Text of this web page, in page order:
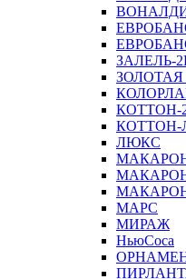
ЗАЛЕЛЬ-
КОТТОН-
КОТТОН-
ЛЮКС
МАРС
МИРАЖ
НьюСоса